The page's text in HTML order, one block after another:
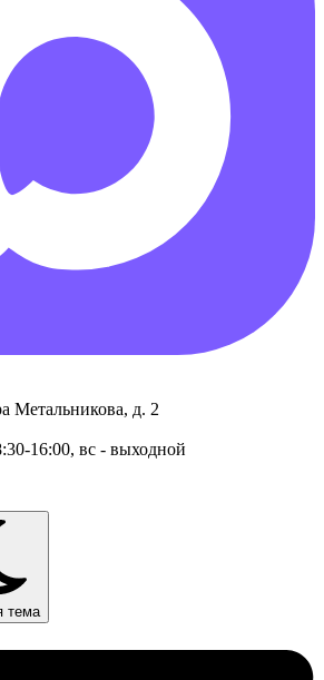
Метальникова, д. 2
16:00, вс - выходной
тема